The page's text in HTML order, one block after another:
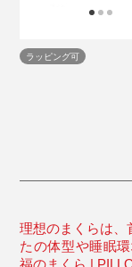
ラッピング可
理想のまくらは、
たの体型や睡眠
福のまくら |